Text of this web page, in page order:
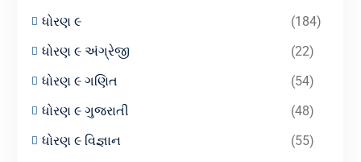
ધોરણ ૯
(184)
ધોરણ ૯ અંગ્રેજી
(22)
ધોરણ ૯ ગણિત
(54)
ધોરણ ૯ ગુજરાતી
(48)
ધોરણ ૯ વિજ્ઞાન
(55)